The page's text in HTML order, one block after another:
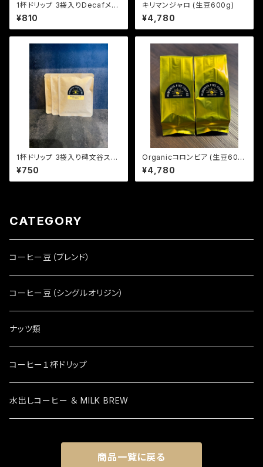
1杯ドリップ 3袋入りDecafメキ
シコOrganic (中深煎り)
¥810
キリマンジャロ (生豆600g)
¥4,780
1杯ドリップ 3袋入り碑文谷スペ
シャル (やや深煎り)
¥750
Organicコロンビア (生豆600
g)
¥4,780
CATEGORY
コーヒー豆（ブレンド）
コーヒー豆（シングルオリジン）
ナッツ類
コーヒー１杯ドリップ
水出しコーヒー ＆ MILK BREW
商品一覧に戻る